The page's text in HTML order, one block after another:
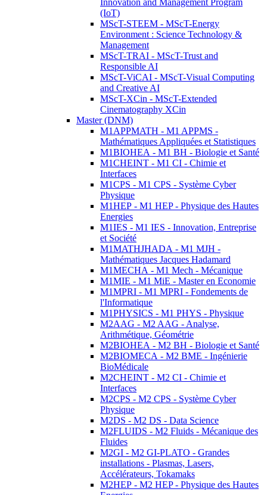
Innovation and Management Program
(IoT)
MScT-STEEM - MScT-Energy
Environment : Science Technology &
Management
MScT-TRAI - MScT-Trust and
Responsible AI
MScT-ViCAI - MScT-Visual Computing
and Creative AI
MScT-XCin - MScT-Extended
Cinematography XCin
Master (DNM)
M1APPMATH - M1 APPMS -
Mathématiques Appliquées et Statistiques
M1BIOHEA - M1 BH - Biologie et Santé
M1CHEINT - M1 CI - Chimie et
Interfaces
M1CPS - M1 CPS - Système Cyber
Physique
M1HEP - M1 HEP - Physique des Hautes
Energies
M1IES - M1 IES - Innovation, Entreprise
et Société
M1MATHJHADA - M1 MJH -
Mathématiques Jacques Hadamard
M1MECHA - M1 Mech - Mécanique
M1MIE - M1 MiE - Master en Economie
M1MPRI - M1 MPRI - Fondements de
l'Informatique
M1PHYSICS - M1 PHYS - Physique
M2AAG - M2 AAG - Analyse,
Arithmétique, Géométrie
M2BIOHEA - M2 BH - Biologie et Santé
M2BIOMECA - M2 BME - Ingénierie
BioMédicale
M2CHEINT - M2 CI - Chimie et
Interfaces
M2CPS - M2 CPS - Système Cyber
Physique
M2DS - M2 DS - Data Science
M2FLUIDS - M2 Fluids - Mécanique des
Fluides
M2GI - M2 GI-PLATO - Grandes
installations - Plasmas, Lasers,
Accélérateurs, Tokamaks
M2HEP - M2 HEP - Physique des Hautes